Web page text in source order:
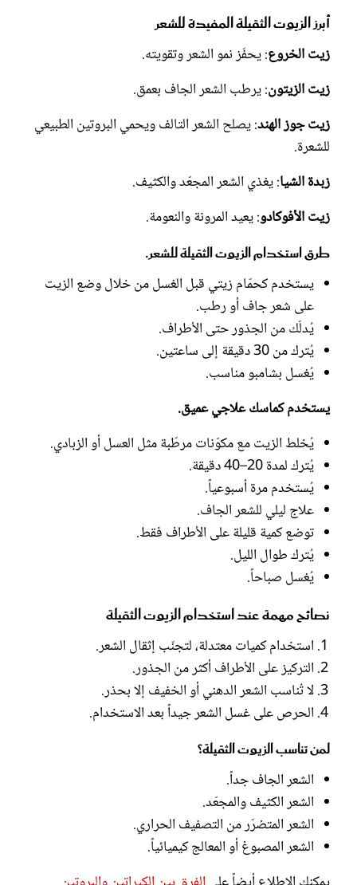
أبرز الزيوت الثقيلة المفيدة للشعر
زيت الخروع: يحفّز نمو الشعر وتقويته.
زيت الزيتون: يرطب الشعر الجاف بعمق.
زيت جوز الهند: يصلح الشعر التالف ويحمي البروتين الطبيعي
للشعرة.
زبدة الشيا: يغذي الشعر المجعّد والكثيف.
زيت الأفوكادو: يعيد المرونة والنعومة.
طرق استخدام الزيوت الثقيلة للشعر.
يستخدم كحمّام زيتي قبل الغسل من خلال وضع الزيت
على شعر جاف أو رطب.
يُدلّك من الجذور حتى الأطراف.
يُترك من 30 دقيقة إلى ساعتين.
يُغسل بشامبو مناسب.
يستخدم كماسك علاجي عميق.
يُخلط الزيت مع مكوّنات مرطّبة مثل العسل أو الزبادي.
يُترك لمدة 20–40 دقيقة.
يُستخدم مرة أسبوعياً.
علاج ليلي للشعر الجاف.
توضع كمية قليلة على الأطراف فقط.
يُترك طوال الليل.
يُغسل صباحاً.
نصائح مهمة عند استخدام الزيوت الثقيلة
استخدام كميات معتدلة، لتجنّب إثقال الشعر.
التركيز على الأطراف أكثر من الجذور.
لا تُناسب الشعر الدهني أو الخفيف إلا بحذر.
الحرص على غسل الشعر جيداً بعد الاستخدام.
لمن تناسب الزيوت الثقيلة؟
الشعر الجاف جداً.
الشعر الكثيف والمجعّد.
الشعر المتضرّر من التصفيف الحراري.
الشعر المصبوغ أو المعالج كيميائياً.